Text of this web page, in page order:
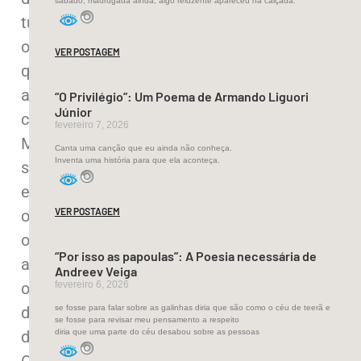
tudo
o
que
a
compõe.
Mares
se
estenderam,
outreras,
onde
agora
o
deserto
domina.
VER POSTAGEM
“O Privilégio”: Um Poema de Armando Liguori
Júnior
fevereiro 7, 2026
Canta uma canção que eu ainda não conheça.
Inventa uma história para que ela aconteça.
VER POSTAGEM
“Por isso as papoulas”: A Poesia necessária de
Andreev Veiga
fevereiro 6, 2026
se fosse para falar sobre as galinhas diria que são como o céu de teerã e
se fosse para revisar meu pensamento a respeito
diria que uma parte do céu desabou sobre as pessoas